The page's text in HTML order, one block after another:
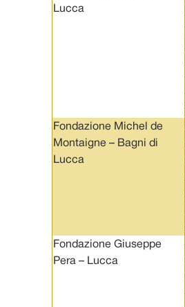
Lucca
Fondazione Michel de
Montaigne – Bagni di
Lucca
Fondazione Giuseppe
Pera – Lucca